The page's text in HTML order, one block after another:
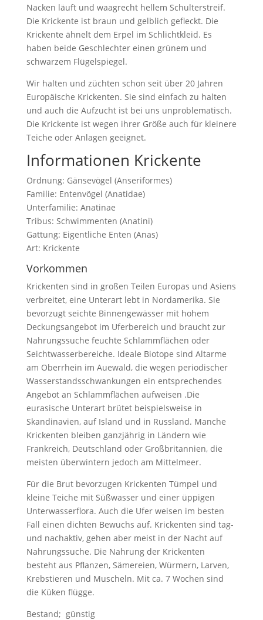
Nacken läuft und waagrecht hellem Schulterstreif.
Die Krickente ist braun und gelblich gefleckt. Die
Krickente ähnelt dem Erpel im Schlichtkleid. Es
haben beide Geschlechter einen grünem und
schwarzem Flügelspiegel.
Wir halten und züchten schon seit über 20 Jahren
Europäische Krickenten. Sie sind einfach zu halten
und auch die Aufzucht ist bei uns unproblematisch.
Die Krickente ist wegen ihrer Größe auch für kleinere
Teiche oder Anlagen geeignet.
Informationen Krickente
Ordnung: Gänsevögel (Anseriformes)
Familie: Entenvögel (Anatidae)
Unterfamilie: Anatinae
Tribus: Schwimmenten (Anatini)
Gattung: Eigentliche Enten (Anas)
Art: Krickente
Vorkommen
Krickenten sind in großen Teilen Europas und Asiens
verbreitet, eine Unterart lebt in Nordamerika. Sie
bevorzugt seichte Binnengewässer mit hohem
Deckungsangebot im Uferbereich und braucht zur
Nahrungssuche feuchte Schlammflächen oder
Seichtwasserbereiche. Ideale Biotope sind Altarme
am Oberrhein im Auewald, die wegen periodischer
Wasserstandsschwankungen ein entsprechendes
Angebot an Schlammflächen aufweisen .Die
eurasische Unterart brütet beispielsweise in
Skandinavien, auf Island und in Russland. Manche
Krickenten bleiben ganzjährig in Ländern wie
Frankreich, Deutschland oder Großbritannien, die
meisten überwintern jedoch am Mittelmeer.
Für die Brut bevorzugen Krickenten Tümpel und
kleine Teiche mit Süßwasser und einer üppigen
Unterwasserflora. Auch die Ufer weisen im besten
Fall einen dichten Bewuchs auf. Krickenten sind tag-
und nachaktiv, gehen aber meist in der Nacht auf
Nahrungssuche. Die Nahrung der Krickenten
besteht aus Pflanzen, Sämereien, Würmern, Larven,
Krebstieren und Muscheln. Mit ca. 7 Wochen sind
die Küken flügge.
Bestand; günstig